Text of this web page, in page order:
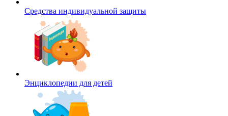
Средства индивидуальной защиты
Энциклопедии для детей